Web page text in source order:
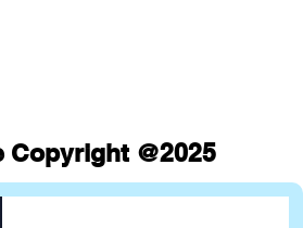
Copyright @2025